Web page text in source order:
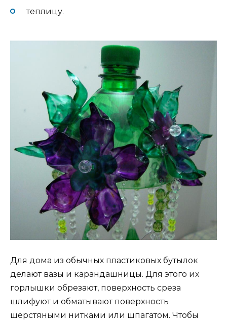
теплицу.
Для дома из обычных пластиковых бутылок
делают вазы и карандашницы. Для этого их
горлышки обрезают, поверхность среза
шлифуют и обматывают поверхность
шерстяными нитками или шпагатом. Чтобы